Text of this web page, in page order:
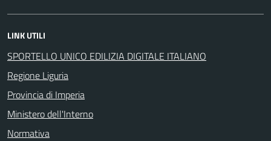
LINK UTILI
SPORTELLO UNICO EDILIZIA DIGITALE ITALIANO
Regione Liguria
Provincia di Imperia
Ministero dell'Interno
Normativa